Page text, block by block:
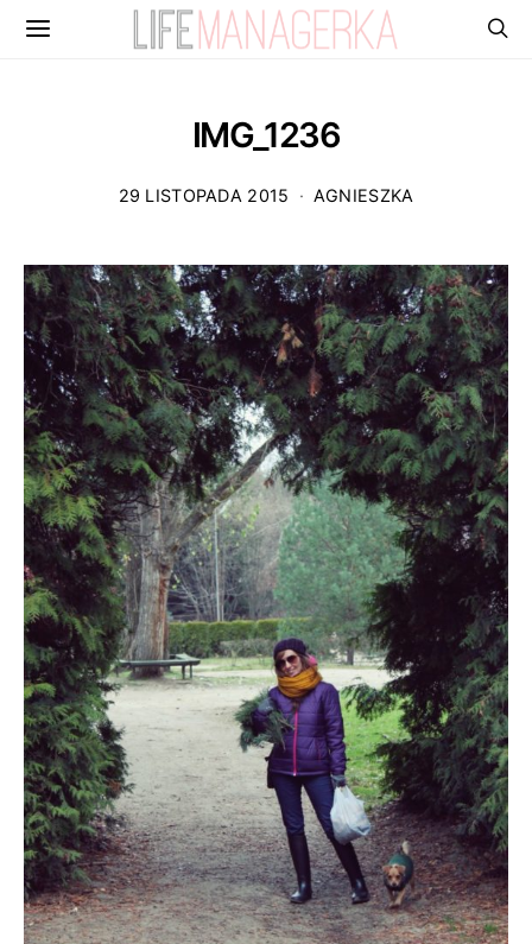
IMG_1236
29 LISTOPADA 2015 AGNIESZKA